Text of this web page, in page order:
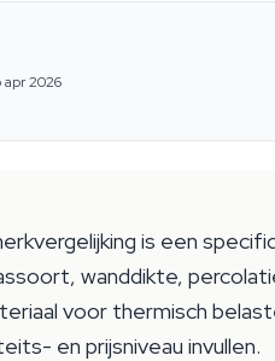
apr 2026
is een
wanddikte,
voor thermisch
en prijsniveau invullen.